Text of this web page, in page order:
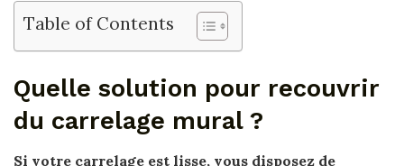
Table of Contents
Quelle solution pour recouvrir
du carrelage mural ?
Si votre carrelage est lisse, vous disposez de